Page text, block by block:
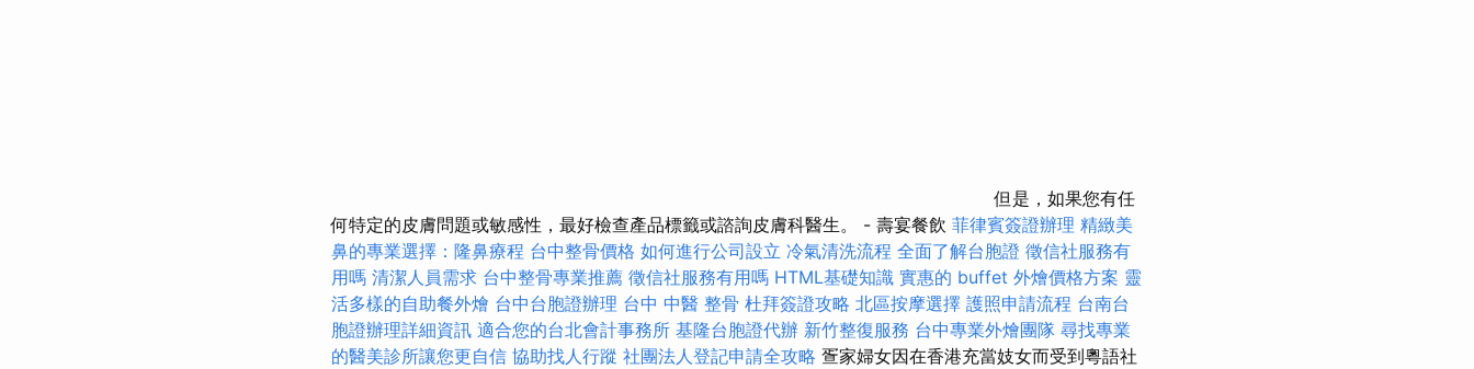
但是，如果您有任
何特定的皮膚問題或敏感性，最好檢查產品標籤或諮詢皮膚科醫生。 - 壽宴餐飲 菲律賓簽證辦理 精緻美
鼻的專業選擇：隆鼻療程 台中整骨價格 如何進行公司設立 冷氣清洗流程 全面了解台胞證 徵信社服務有
用嗎 清潔人員需求 台中整骨專業推薦 徵信社服務有用嗎 HTML基礎知識 實惠的 buffet 外燴價格方案 靈
活多樣的自助餐外燴 台中台胞證辦理 台中 中醫 整骨 杜拜簽證攻略 北區按摩選擇 護照申請流程 台南台
胞證辦理詳細資訊 適合您的台北會計事務所 基隆台胞證代辦 新竹整復服務 台中專業外燴團隊 尋找專業
的醫美診所讓您更自信 協助找人行蹤 社團法人登記申請全攻略 疍家婦女因在香港充當妓女而受到粵語社